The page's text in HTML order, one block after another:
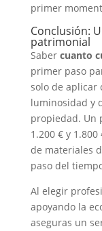
primer
Conclusión:
patrimonial
Saber cuanto
primer paso
solo de aplicar
luminosidad y
propiedad. Un
1.200 € y
de materiales
paso del
Al elegir
apoyando la
aseguras un